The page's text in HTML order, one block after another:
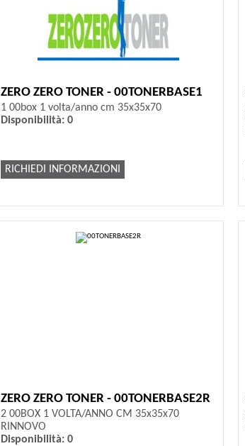
ZERO ZERO TONER - 00TONERBASE1
1 00box 1 volta/anno cm 35x35x70
Disponibilità: 0
RICHIEDI INFORMAZIONI
ZERO ZERO TONER - 00TONERBASE2R
2 00BOX 1 VOLTA/ANNO CM 35x35x70
RINNOVO
Disponibilità: 0